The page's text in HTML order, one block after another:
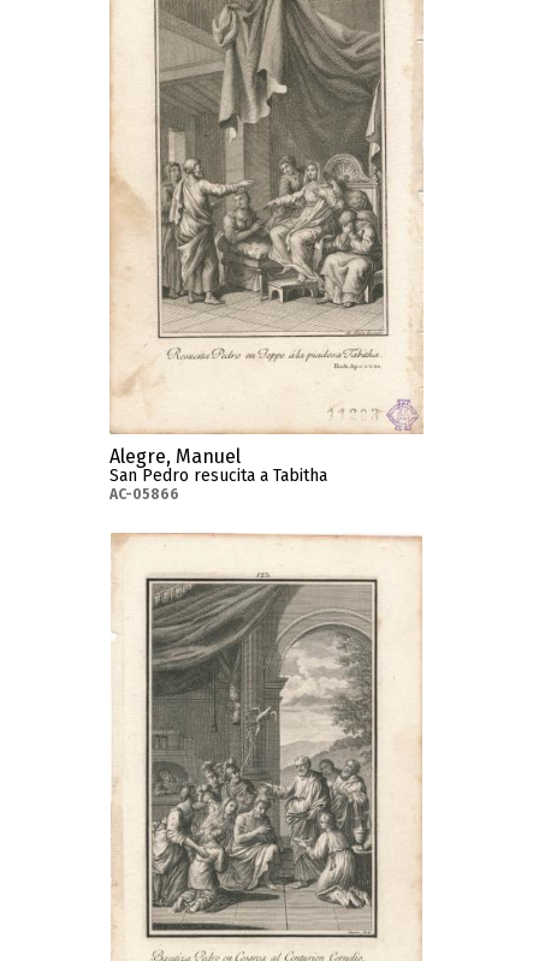
Alegre, Manuel
San Pedro resucita a Tabitha
AC-05866